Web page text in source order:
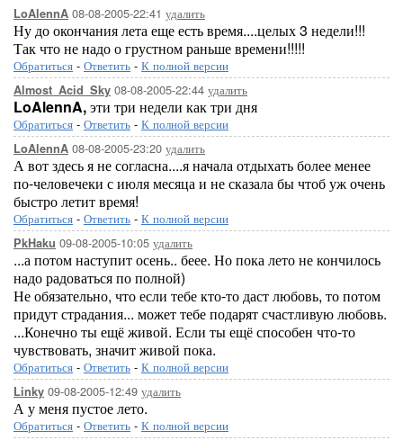
LoAlennA 08-08-2005-22:41 удалить
Ну до окончания лета еще есть время....целых 3 недели!!!
Так что не надо о грустном раньше времени!!!!!
Обратиться - Ответить - К полной версии
Almost_Acid_Sky 08-08-2005-22:44 удалить
LoAlennA,эти три недели как три дня
Обратиться - Ответить - К полной версии
LoAlennA 08-08-2005-23:20 удалить
А вот здесь я не согласна....я начала отдыхать более менее
по-человечеки с июля месяца и не сказала бы чтоб уж очень
быстро летит время!
Обратиться - Ответить - К полной версии
PkHaku 09-08-2005-10:05 удалить
...а потом наступит осень.. беее. Но пока лето не кончилось
надо радоваться по полной)
Не обязательно, что если тебе кто-то даст любовь, то потом
придут страдания... может тебе подарят счастливую любовь.
...Конечно ты ещё живой. Если ты ещё способен что-то
чувствовать, значит живой пока.
Обратиться - Ответить - К полной версии
Linky 09-08-2005-12:49 удалить
А у меня пустое лето.
Обратиться - Ответить - К полной версии